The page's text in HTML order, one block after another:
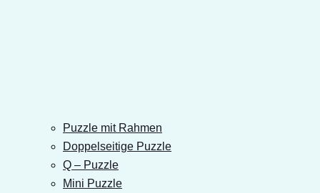
Puzzle mit Rahmen
Doppelseitige Puzzle
Q – Puzzle
Mini Puzzle